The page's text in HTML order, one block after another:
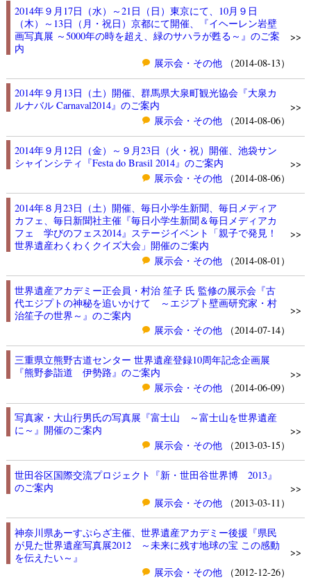
2014年９月17日（水）～21日（日）東京にて、10月９日
（木）～13日（月・祝日）京都にて開催、『イヘーレン岩壁
画写真展 ～5000年の時を超え、緑のサハラが甦る～』のご案
内
展示会・その他
（2014-08-13）
>>
2014年９月13日（土）開催、群馬県大泉町観光協会『大泉カ
ルナバル Carnaval2014』のご案内
展示会・その他
（2014-08-06）
>>
2014年９月12日（金）～９月23日（火・祝）開催、池袋サン
シャインシティ『Festa do Brasil 2014』のご案内
展示会・その他
（2014-08-06）
>>
2014年８月23日（土）開催、毎日小学生新聞、毎日メディア
カフェ、毎日新聞社主催『毎日小学生新聞＆毎日メディアカ
フェ 学びのフェス2014』ステージイベント「親子で発見！
世界遺産わくわくクイズ大会」開催のご案内
展示会・その他
（2014-08-01）
>>
世界遺産アカデミー正会員・村治 笙子 氏 監修の展示会『古
代エジプトの神秘を追いかけて ～エジプト壁画研究家・村
治笙子の世界～』のご案内
展示会・その他
（2014-07-14）
>>
三重県立熊野古道センター 世界遺産登録10周年記念企画展
『熊野参詣道 伊勢路』のご案内
展示会・その他
（2014-06-09）
>>
写真家・大山行男氏の写真展『富士山 ～富士山を世界遺産
に～』開催のご案内
展示会・その他
（2013-03-15）
>>
世田谷区国際交流プロジェクト『新・世田谷世界博 2013』
のご案内
展示会・その他
（2013-03-11）
>>
神奈川県あーすぷらざ主催、世界遺産アカデミー後援『県民
が見た世界遺産写真展2012 ～未来に残す地球の宝 この感動
を伝えたい～』
展示会・その他
（2012-12-26）
>>